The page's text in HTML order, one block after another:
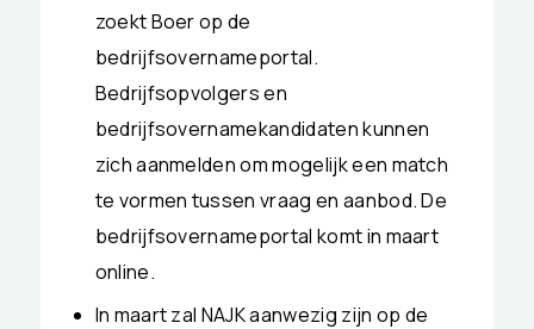
zoekt Boer op de
bedrijfsovernameportal.
Bedrijfsopvolgers en
bedrijfsovernamekandidaten kunnen
zich aanmelden om mogelijk een match
te vormen tussen vraag en aanbod. De
bedrijfsovernameportal komt in maart
online.
In maart zal NAJK aanwezig zijn op de